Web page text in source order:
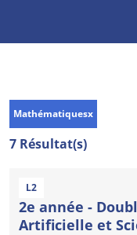
Mathématiquesx
7 Résultat(s)
L2
2e année -
Artificielle et